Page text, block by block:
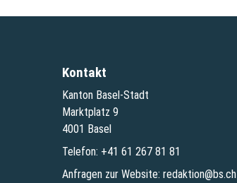
Kontakt
Kanton Basel-Stadt
Marktplatz 9
4001 Basel
Telefon: +41 61 267 81 81
Anfragen zur Website: redaktion@bs.ch